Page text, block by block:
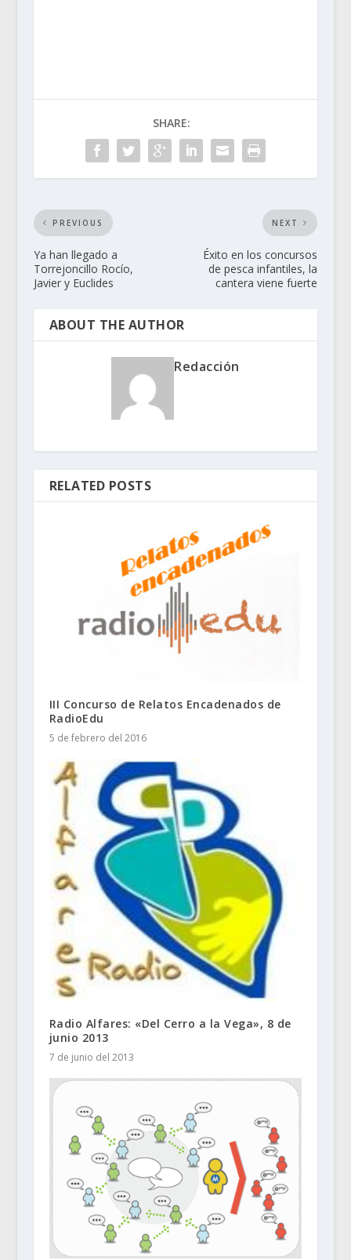
SHARE:
PREVIOUS
Ya han llegado a
Torrejoncillo Rocío,
Javier y Euclides
NEXT
Éxito en los concursos
de pesca infantiles, la
cantera viene fuerte
ABOUT THE AUTHOR
Redacción
RELATED POSTS
III Concurso de Relatos Encadenados de
RadioEdu
5 de febrero del 2016
Radio Alfares: «Del Cerro a la Vega», 8 de
junio 2013
7 de junio del 2013